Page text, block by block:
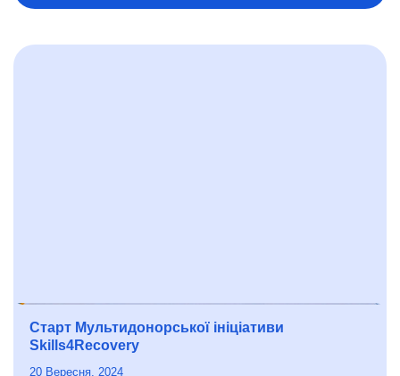
Старт Мультидонорської ініціативи
Skills4Recovery
20 Вересня, 2024